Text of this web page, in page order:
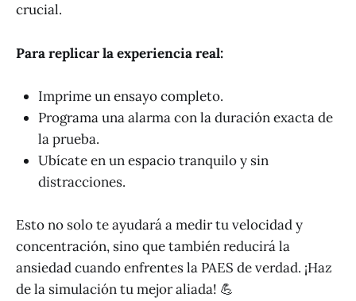
crucial.
Para replicar la experiencia real:
Imprime un ensayo completo.
Programa una alarma con la duración exacta de
la prueba.
Ubícate en un espacio tranquilo y sin
distracciones.
Esto no solo te ayudará a medir tu velocidad y
concentración, sino que también reducirá la
ansiedad cuando enfrentes la PAES de verdad. ¡Haz
de la simulación tu mejor aliada! 💪